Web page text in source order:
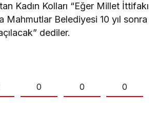
Kadın Kolları “Eğer Millet İttifakı
Mahmutlar Belediyesi 10 yıl sonra
dediler.
0 0 0